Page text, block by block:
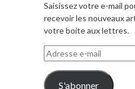
Saisissez votre e-mail
recevoir les nouveaux
votre boite aux lettres.
Adresse
e-
mail
S'abonner